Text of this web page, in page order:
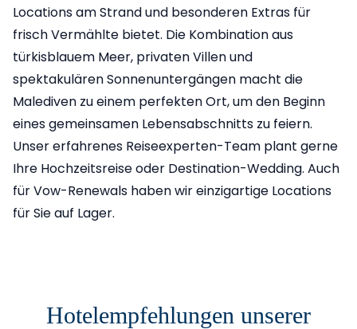
Locations am Strand und besonderen Extras für
frisch Vermählte bietet. Die Kombination aus
türkisblauem Meer, privaten Villen und
spektakulären Sonnenuntergängen macht die
Malediven zu einem perfekten Ort, um den Beginn
eines gemeinsamen Lebensabschnitts zu feiern.
Unser erfahrenes Reiseexperten-Team plant gerne
Ihre Hochzeitsreise oder Destination-Wedding. Auch
für Vow-Renewals haben wir einzigartige Locations
für Sie auf Lager.
Hotelempfehlungen unserer